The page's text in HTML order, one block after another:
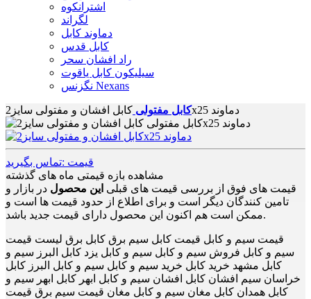
اشترانکوه
لگراند
دماوند کابل
کابل قدس
راد افشان سحر
سیلیکون کابل یاقوت
نگزنس Nexans
کابل مفتولی کابل افشان و مفتولی سایز2x25 دماوند
قیمت :تماس بگیرید
مشاهده بازه قیمتی ماه های گذشته
قیمت های فوق از بررسی قیمت های قبلی این محصول در بازار و
تامین کنندگان دیگر است و برای اطلاع از حدود قیمت ها است و
ممکن است هم اکنون این محصول دارای قیمت جدید باشد.
قیمت سیم و کابل قیمت کابل سیم برق کابل برق لیست قیمت
سیم و کابل فروش سیم و کابل سیم و کابل یزد کابل البرز سیم و
کابل مشهد خرید کابل خرید سیم و کابل سیم و کابل البرز کابل
خراسان سیم افشان کابل افشان سیم و کابل ابهر کابل ابهر سیم و
کابل همدان کابل مغان سیم و کابل مغان قیمت سیم برق قیمت